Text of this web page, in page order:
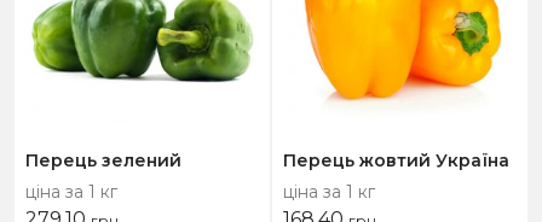
Перець зелений
ціна за 1 кг
Перець жовтий Україна
ціна за 1 кг